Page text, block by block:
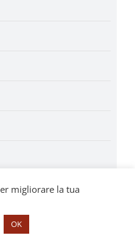
migliorare la tua
OK